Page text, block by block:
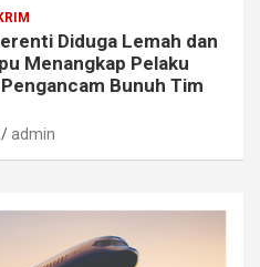
Diduga Lemah dan
Menangkap Pelaku
Bunuh Tim
admin